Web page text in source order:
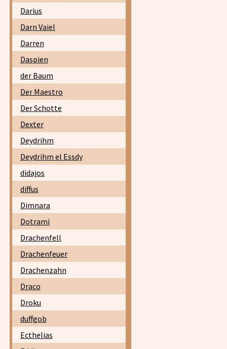
Darius
Darn Vaiel
Darren
Daspien
der Baum
Der Maestro
Der Schotte
Dexter
Deydrihm
Deydrihm el Essdy
didajos
diffus
Dimnara
Dotrami
Drachenfell
Drachenfeuer
Drachenzahn
Draco
Droku
duffgob
Ecthelias